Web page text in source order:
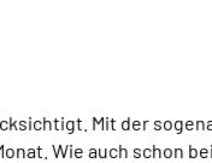
Mit der
Wie auch schon